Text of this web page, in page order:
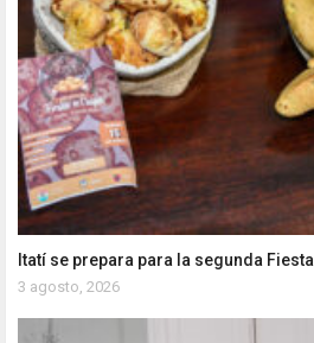
Itatí se prepara para la segunda
3 agosto, 2026